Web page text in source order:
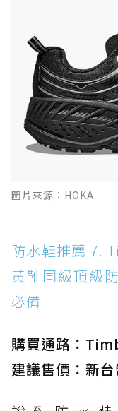
圖片來源：HOKA
防水鞋推薦 7.
黃靴同級頂級
必備
購買通路：
建議售價：新